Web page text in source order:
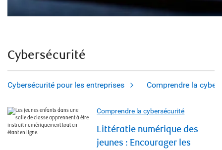
Cybersécurité
Cybersécurité pour les entreprises Comprendre la
Comprendre la cybersécurité
Littératie numérique des
jeunes : Encourager les